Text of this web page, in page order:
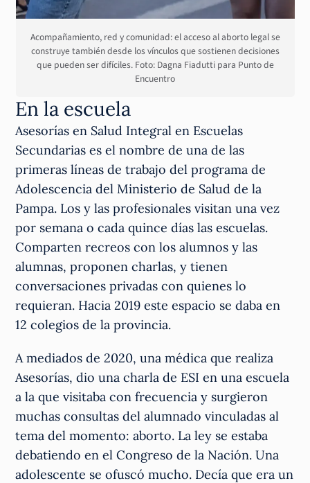
Acompañamiento, red y comunidad: el acceso al aborto legal se
construye también desde los vínculos que sostienen decisiones
que pueden ser difíciles. Foto: Dagna Fiadutti para Punto de
Encuentro
En la escuela
Asesorías en Salud Integral en Escuelas
Secundarias es el nombre de una de las
primeras líneas de trabajo del programa de
Adolescencia del Ministerio de Salud de la
Pampa. Los y las profesionales visitan una vez
por semana o cada quince días las escuelas.
Comparten recreos con los alumnos y las
alumnas, proponen charlas, y tienen
conversaciones privadas con quienes lo
requieran. Hacia 2019 este espacio se daba en
12 colegios de la provincia.
A mediados de 2020, una médica que realiza
Asesorías, dio una charla de ESI en una escuela
a la que visitaba con frecuencia y surgieron
muchas consultas del alumnado vinculadas al
tema del momento: aborto. La ley se estaba
debatiendo en el Congreso de la Nación. Una
adolescente se ofuscó mucho. Decía que era un